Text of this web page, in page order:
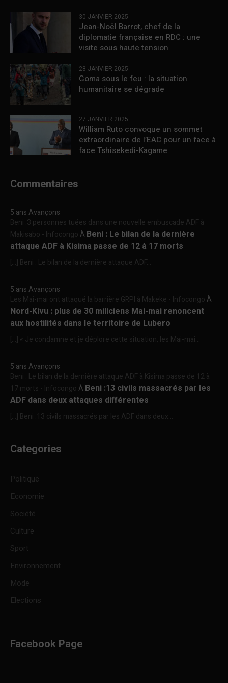
30 JANVIER 2025
Jean-Noël Barrot, chef de la
diplomatie française en RDC : une
visite sous haute tension
28 JANVIER 2025
Goma sous le feu : la situation
humanitaire se dégrade
27 JANVIER 2025
William Ruto convoque un sommet
extraordinaire de l’EAC pour un face à
face Tshisekedi-Kagame
Commentaires
5 ans Avançons
Beni :3 personnes tuées dans une nouvelle embuscade ADF à
Makisabo - InfocongoÀ Beni : Le bilan de la dernière
attaque ADF à Kisima passe de 12 à 17 morts
[…] Beni : Le bilan de la dernière attaque ADF...
5 ans Avançons
Les Mai-mai ont attaqué la barrière GRPI à Makeke - InfocongoÀ
Nord-Kivu : plus de 30 miliciens Mai-mai renoncent
aux hostilités dans le territoire de Lubero
[…] « Je condamne et je déplore cette situation, les Mai-mai...
5 ans Avançons
Beni : Le bilan de la dernière attaque ADF à Kisima passe de 12 à
17 morts - InfocongoÀ Beni :13 civils massacrés par les
ADF dans deux attaques différentes
[…] Beni :13 civils massacrés par les ADF dans deux...
Categories
Politique
Economie
Société
Culture
Sport
Environnement
Mode
Elections
Facebook Page